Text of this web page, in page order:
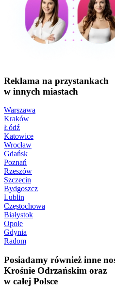
Reklama na przystankach
w innych miastach
Warszawa
Kraków
Łódź
Katowice
Wrocław
Gdańsk
Poznań
Rzeszów
Szczecin
Bydgoszcz
Lublin
Częstochowa
Białystok
Opole
Gdynia
Radom
Posiadamy również inne
Krośnie Odrzańskim oraz
w całej Polsce